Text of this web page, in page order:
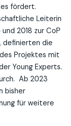
fördert.
Leiterin
2018 zur CoP
definierten die
Projektes mit
Young Experts.
Ab 2023
bisher
für weitere